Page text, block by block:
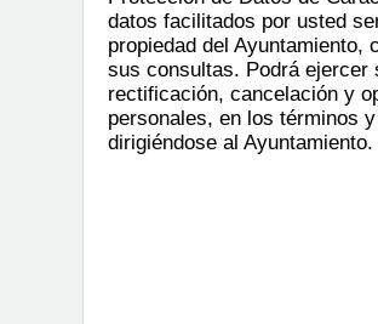
datos facilitados por usted
propiedad del Ayuntamiento,
sus consultas. Podrá ejercer
rectificación, cancelación y
personales, en los términos
dirigiéndose al Ayuntamiento.